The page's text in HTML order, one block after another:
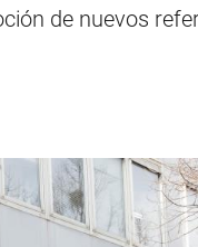
de nuevos